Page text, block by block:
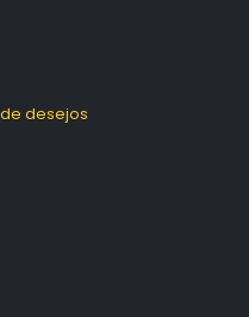
desejos